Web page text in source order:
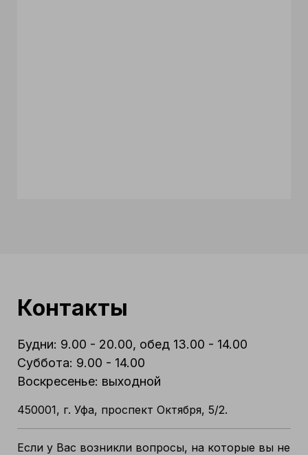
Контакты
Будни: 9.00 - 20.00, обед 13.00 - 14.00
Суббота: 9.00 - 14.00
Воскресенье: выходной
450001, г. Уфа, проспект Октября, 5/2.
Если у Вас возникли вопросы, на которые вы не